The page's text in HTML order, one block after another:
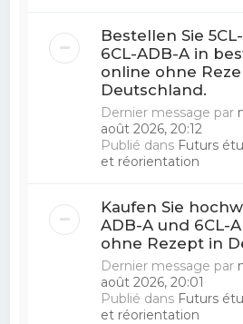
Bestellen Sie
6CL-ADB-A in
online ohne
Deutschland.
Dernier message par
août 2026, 20:12
Publié dans Futurs
et réorientation
Kaufen Sie
ADB-A und 6CL-
ohne Rezept in
Dernier message par
août 2026, 20:01
Publié dans Futurs
et réorientation